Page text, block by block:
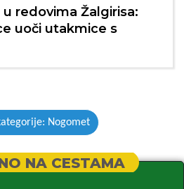
redovima Žalgirisa:
uoči utakmice s
Nogomet
NA CESTAMA